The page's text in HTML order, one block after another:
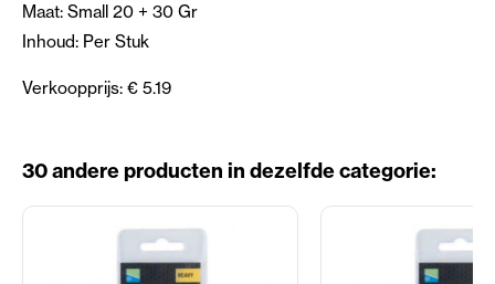
Maat: Small 20 + 30 Gr
Inhoud: Per Stuk
Verkoopprijs: € 5.19
30 andere producten in dezelfde categorie: